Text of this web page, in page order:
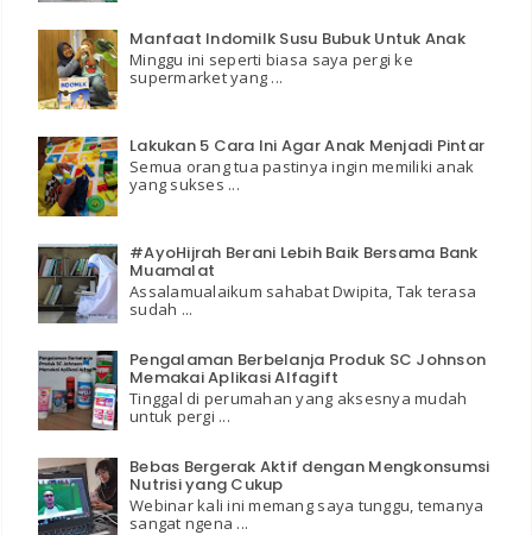
Manfaat Indomilk Susu Bubuk Untuk Anak
Minggu ini seperti biasa saya pergi ke
supermarket yang ...
Lakukan 5 Cara Ini Agar Anak Menjadi Pintar
Semua orang tua pastinya ingin memiliki anak
yang sukses ...
#AyoHijrah Berani Lebih Baik Bersama Bank
Muamalat
Assalamualaikum sahabat Dwipita, Tak terasa
sudah ...
Pengalaman Berbelanja Produk SC Johnson
Memakai Aplikasi Alfagift
Tinggal di perumahan yang aksesnya mudah
untuk pergi ...
Bebas Bergerak Aktif dengan Mengkonsumsi
Nutrisi yang Cukup
Webinar kali ini memang saya tunggu, temanya
sangat ngena ...